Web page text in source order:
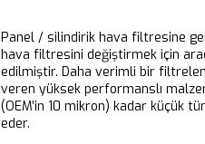
Panel / silindirik hava filtresine
hava filtresini değiştirmek için
edilmiştir. Daha verimli bir
veren yüksek performanslı
(OEM’in 10 mikron) kadar küçük
eder.